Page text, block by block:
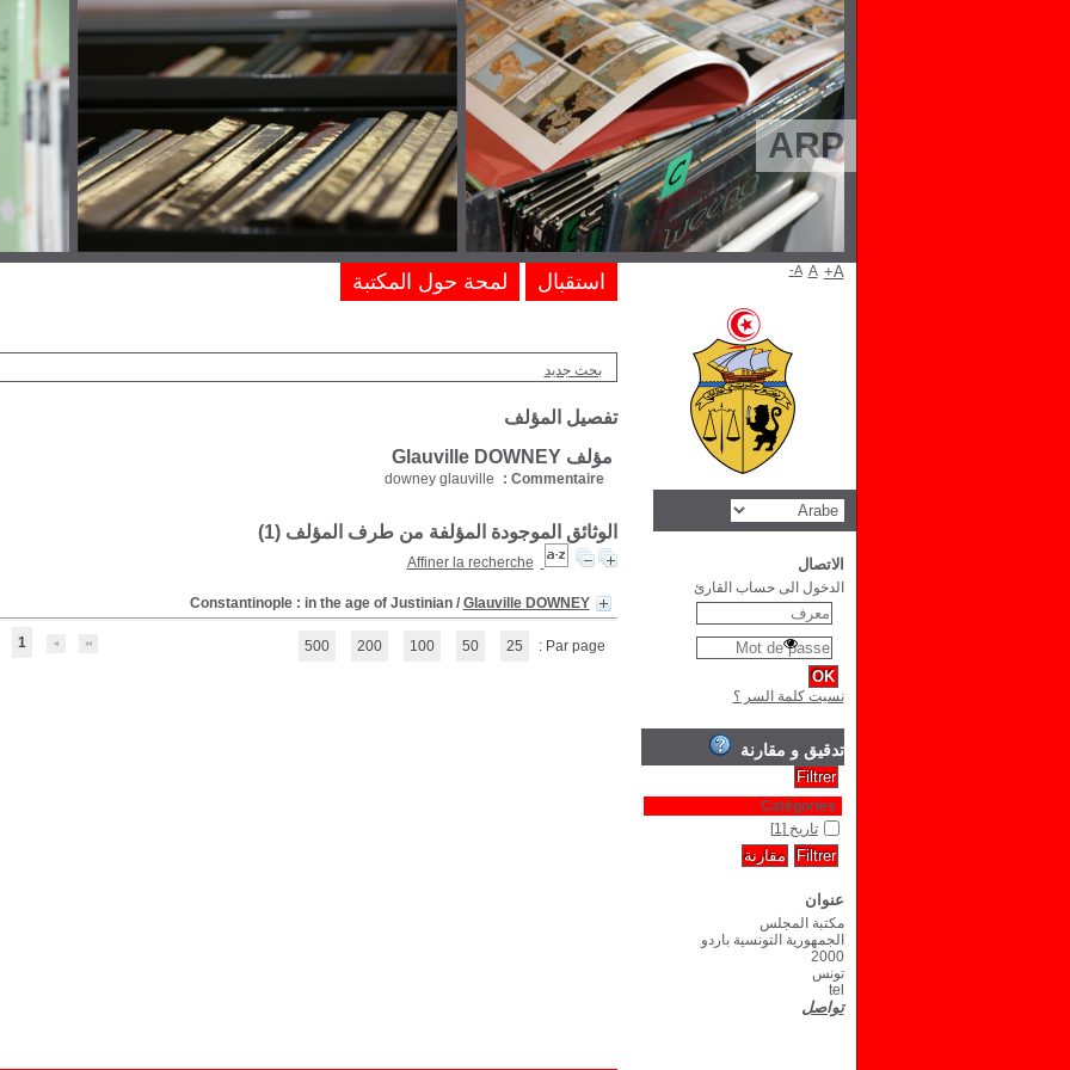
ARP
بحث جديد
تفصيل المؤلف
مؤلف Glauville DOWNEY
Commentaire :
downey glauville
الوثائق الموجودة المؤلفة من طرف المؤلف (1
)
Affiner la recherche
Constantinople : in the age of Justinian/ Glauville DOWNEY
1 Par page :
25
50
100
200
500
استقبال لمحة حول المكتبة A- A A+
الاتصال
الدخول الى حساب القارئ
نسيت كلمة السر ؟
تدقيق و مقارنة
Catégories
تاريخ [1]
عنوان
مكتبة المجلس
الجمهورية التونسية باردو
2000
تونس
tel
تواصل